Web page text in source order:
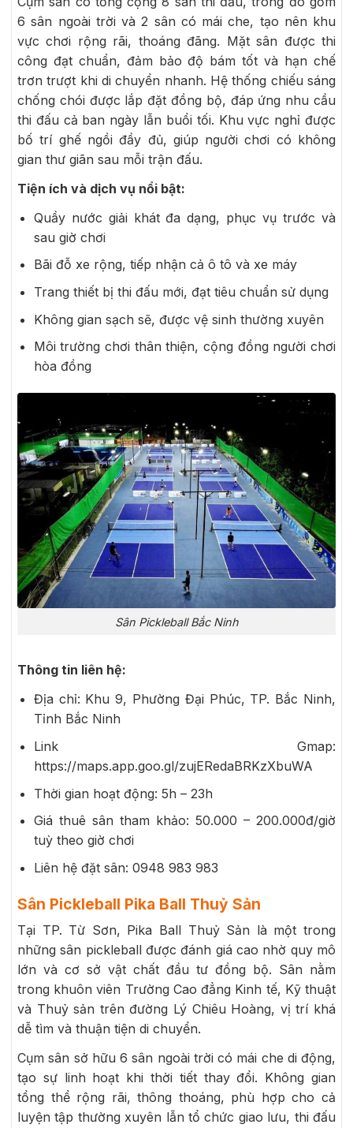
6 sân ngoài trời và 2 sân có mái che, tạo nên khu
vực chơi rộng rãi, thoáng đãng. Mặt sân được thi
công đạt chuẩn, đảm bảo độ bám tốt và hạn chế
trơn trượt khi di chuyển nhanh. Hệ thống chiếu sáng
chống chói được lắp đặt đồng bộ, đáp ứng nhu cầu
thi đấu cả ban ngày lẫn buổi tối. Khu vực nghỉ được
bố trí ghế ngồi đầy đủ, giúp người chơi có không
gian thư giãn sau mỗi trận đấu.
Tiện ích và dịch vụ nổi bật:
Quầy nước giải khát đa dạng, phục vụ trước và
sau giờ chơi
Bãi đỗ xe rộng, tiếp nhận cả ô tô và xe máy
Trang thiết bị thi đấu mới, đạt tiêu chuẩn sử dụng
Không gian sạch sẽ, được vệ sinh thường xuyên
Môi trường chơi thân thiện, cộng đồng người chơi
hòa đồng
Sân Pickleball Bắc Ninh
Thông tin liên hệ:
Địa chỉ: Khu 9, Phường Đại Phúc, TP. Bắc Ninh,
Tỉnh Bắc Ninh
Link Gmap:
https://maps.app.goo.gl/zujERedaBRKzXbuWA
Thời gian hoạt động: 5h – 23h
Giá thuê sân tham khảo: 50.000 – 200.000đ/giờ
tuỳ theo giờ chơi
Liên hệ đặt sân: 0948 983 983
Sân Pickleball Pika Ball Thuỷ Sản
Tại TP. Từ Sơn, Pika Ball Thuỷ Sản là một trong
những sân pickleball được đánh giá cao nhờ quy mô
lớn và cơ sở vật chất đầu tư đồng bộ. Sân nằm
trong khuôn viên Trường Cao đẳng Kinh tế, Kỹ thuật
và Thuỷ sản trên đường Lý Chiêu Hoàng, vị trí khá
dễ tìm và thuận tiện di chuyển.
Cụm sân sở hữu 6 sân ngoài trời có mái che di động,
tạo sự linh hoạt khi thời tiết thay đổi. Không gian
tổng thể rộng rãi, thông thoáng, phù hợp cho cả
luyện tập thường xuyên lẫn tổ chức giao lưu, thi đấu